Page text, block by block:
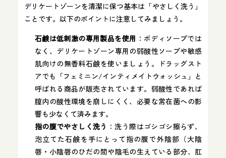
デリケートゾーンを清潔に保つ基本は「やさしく洗う」
ことです。以下のポイントに注意してみましょう。
石鹸は低刺激の専用製品を使用 ：ボディソープでは
なく、デリケートゾーン専用の弱酸性ソープや敏感
肌向けの無香料石鹸を使いましょう。ドラッグスト
アでも「フェミニン/インティメイトウォッシュ」と
呼ばれる商品が販売されています。弱酸性であれば
膣内の酸性環境を崩しにくく、必要な常在菌への影
響も少なくて済みます。
指の腹でやさしく洗う ：洗う際はゴシゴシ擦らず、
泡立てた石鹸を手にとって指の腹で外陰部（大陰
唇・小陰唇のひだの間や陰毛の生えている部分、肛